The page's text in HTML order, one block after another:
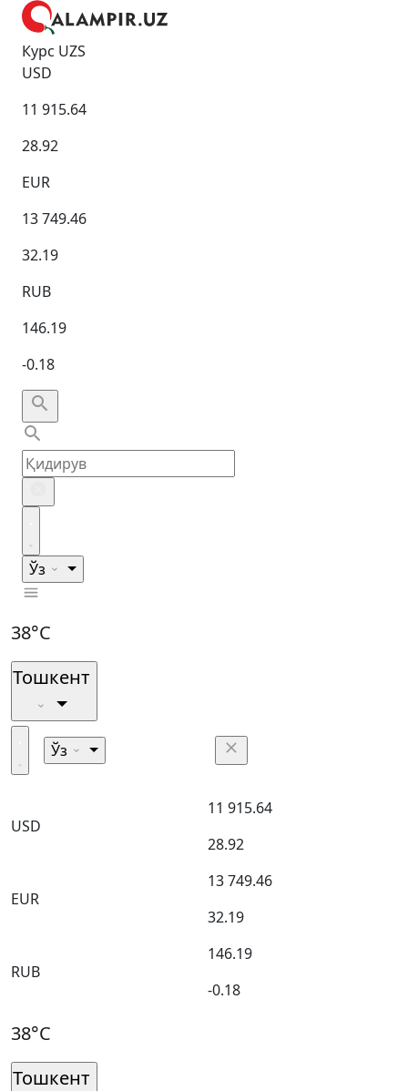
Курс UZS
USD
11 915.64
28.92
EUR
13 749.46
32.19
RUB
146.19
-0.18
Ўз
38°C
Тошкент
Ўз
USD
11 915.64
28.92
EUR
13 749.46
32.19
RUB
146.19
-0.18
38°C
Тошкент